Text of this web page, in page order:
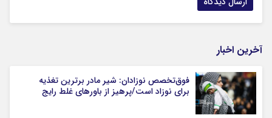
آخرین اخبار
فوق‌تخصص نوزادان: شیر مادر برترین تغذیه
برای نوزاد است/پرهیز از باورهای غلط رایج